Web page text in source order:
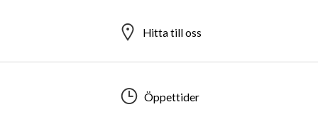
Hitta till oss
Öppettider